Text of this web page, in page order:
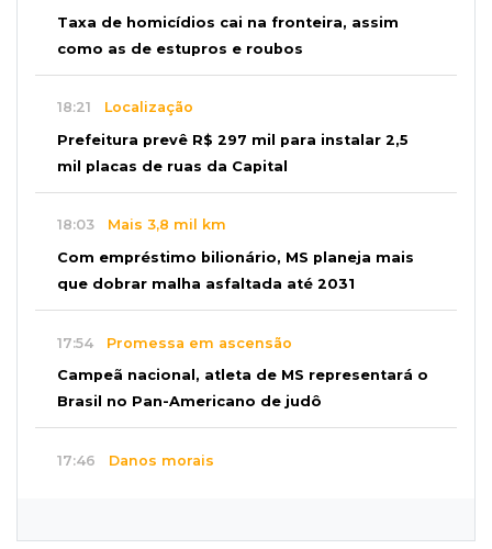
Taxa de homicídios cai na fronteira, assim
como as de estupros e roubos
18:21 Localização
Prefeitura prevê R$ 297 mil para instalar 2,5
mil placas de ruas da Capital
18:03 Mais 3,8 mil km
Com empréstimo bilionário, MS planeja mais
que dobrar malha asfaltada até 2031
17:54 Promessa em ascensão
Campeã nacional, atleta de MS representará o
Brasil no Pan-Americano de judô
17:46 Danos morais